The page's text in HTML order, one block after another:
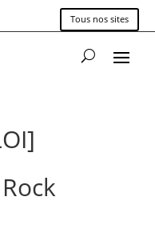
Tous nos sites